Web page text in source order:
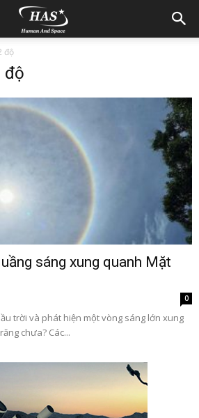
độ
độ
sáng xung quanh Mặt
0
trời và phát hiện một vòng sáng lớn xung
chưa? Các...